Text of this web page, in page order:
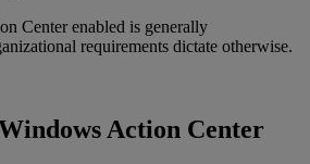
Center enabled is generally
requirements dictate otherwise.
Action Center